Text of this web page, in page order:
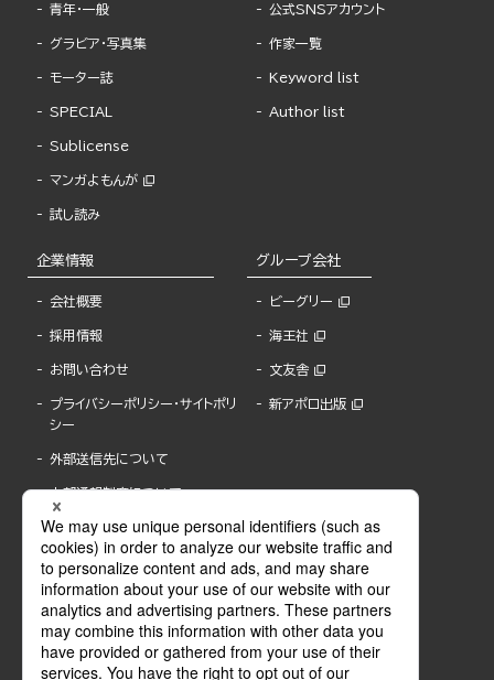
青年・一般
グラビア・写真集
モーター誌
SPECIAL
Sublicense
マンガよもんが
試し読み
公式SNSアカウント
作家一覧
Keyword list
Author list
企業情報
会社概要
採用情報
お問い合わせ
プライバシーポリシー・サイトポリ
シー
外部送信先について
内部通報制度について
グループ会社
ビーグリー
海王社
文友舎
新アポロ出版